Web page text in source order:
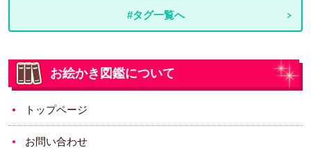
#タグ一覧へ
お絵かき図鑑について
トップページ
お問い合わせ